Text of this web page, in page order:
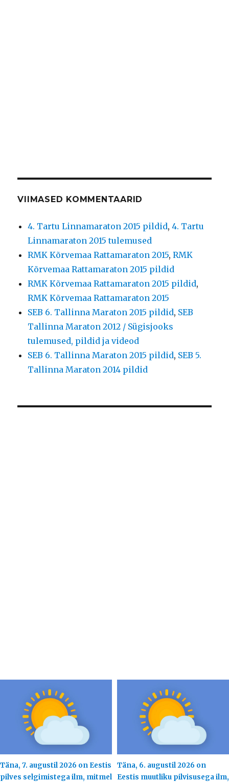
VIIMASED KOMMENTAARID
4. Tartu Linnamaraton 2015 pildid,4. Tartu
Linnamaraton 2015 tulemused
RMK Kõrvemaa Rattamaraton 2015,RMK
Kõrvemaa Rattamaraton 2015 pildid
RMK Kõrvemaa Rattamaraton 2015 pildid,
RMK Kõrvemaa Rattamaraton 2015
SEB 6. Tallinna Maraton 2015 pildid, SEB
Tallinna Maraton 2012 / Sügisjooks
tulemused, pildid ja videod
SEB 6. Tallinna Maraton 2015 pildid, SEB 5.
Tallinna Maraton 2014 pildid
Täna, 7. augustil 2026 on Eestis
pilves selgimistega ilm, mitmel
Täna, 6. augustil 2026 on
Eestis muutliku pilvisusega ilm,